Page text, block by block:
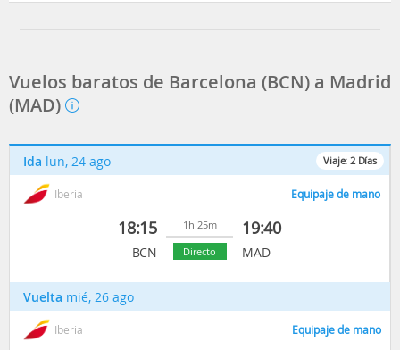
Vuelos baratos de Barcelona (BCN) a Madrid
(MAD)
Viaje: 2 Días
Ida lun, 24 ago
Iberia Equipaje de mano
18:15
BCN
1h 25m
Directo
19:40
MAD
Vuelta mié, 26 ago
Iberia Equipaje de mano